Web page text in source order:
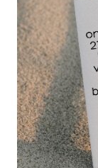
Yvonne staat
kracht die
op het gezicht
jarenlange
zij als geen
luisterend oor